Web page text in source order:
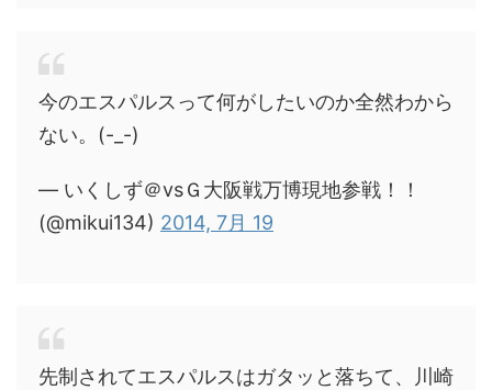
今のエスパルスって何がしたいのか全然わから
ない。(-_-)
— いくしず＠vsＧ大阪戦万博現地参戦！！
(@mikui134) 2014, 7月 19
先制されてエスパルスはガタッと落ちて、川崎